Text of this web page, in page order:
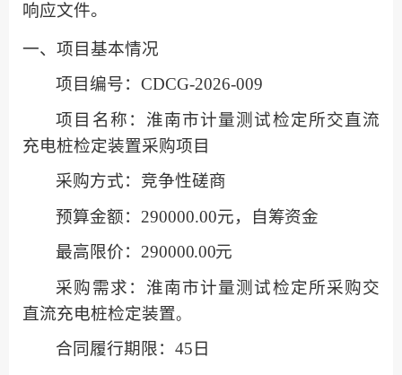
响应文件。
一、项目基本情况
项 目编号：CDCG-2026-009
项目名称： 淮南市计量测试检定所交直流
充电桩检定装置采购项目
采购方式： 竞争性磋商
预算金额： 290000.00元，
自筹资金
最高限价： 290000.00元
采购需求： 淮南市计量测试检定所采购交
直流充电桩检定装置。
合同履行期限：45 日